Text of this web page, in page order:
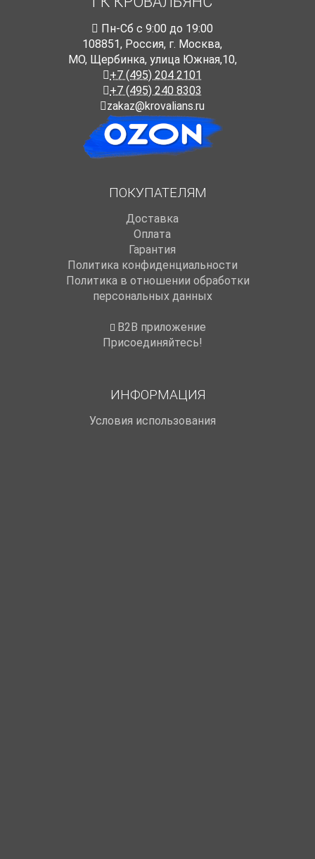
Пн-Cб с 9:00 до 19:00
108851, Россия, г. Москва,
МО, Щербинка, улица Южная,10,
+7 (495) 204 2101
+7 (495) 240 8303
zakaz@krovalians.ru
ПОКУПАТЕЛЯМ
Доставка
Оплата
Гарантия
Политика конфиденциальности
Политика в отношении обработки
персональных данных
B2B приложение
Присоединяйтесь!
ИНФОРМАЦИЯ
Условия использования